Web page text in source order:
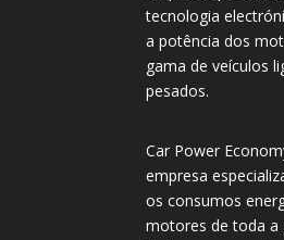
tecnologia
a potência dos
gama de veículos
pesados.
Car Power
empresa
os consumos
motores de toda a